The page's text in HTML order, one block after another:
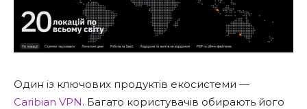
Один із ключових продуктів екосистеми —
Caribian VPN. Багато користувачів обирають його